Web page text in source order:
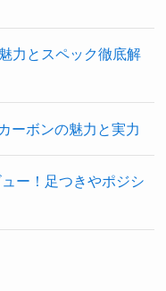
力とスペック徹底解
ーボンの魅力と実力
ー！足つきやポジシ